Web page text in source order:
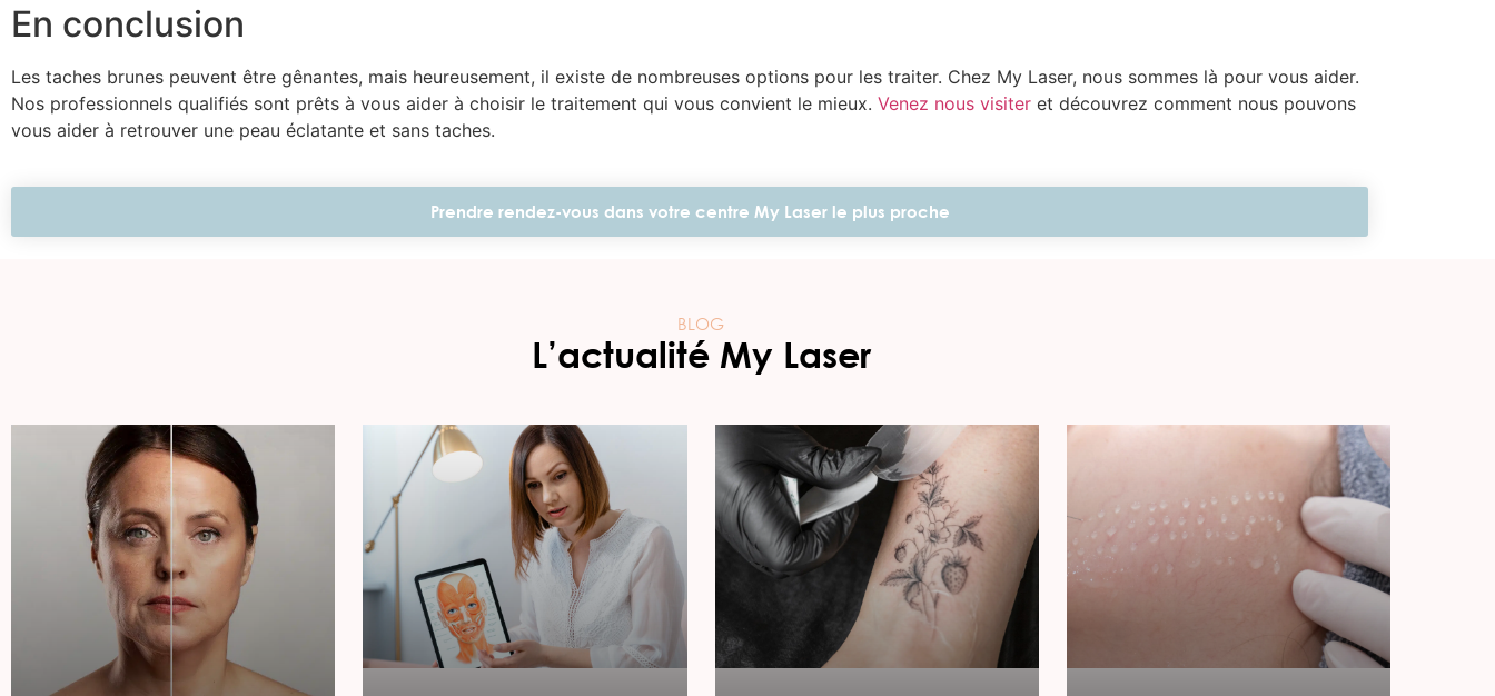
En conclusion
Les taches brunes peuvent être gênantes, mais heureusement, il existe de nombreuses options pour les traiter. Chez My Laser, nous sommes là pour vous aider.
Nos professionnels qualifiés sont prêts à vous aider à choisir le traitement qui vous convient le mieux. Venez nous visiter et découvrez comment nous pouvons
vous aider à retrouver une peau éclatante et sans taches.
Prendre rendez-vous dans votre centre My Laser le plus proche
BLOG
L’actualité My Laser